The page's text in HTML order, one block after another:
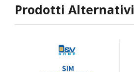
Prodotti Alternativi